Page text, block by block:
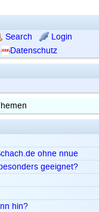
Search
Login
Datenschutz
ohne nnue
geeignet?
hin?